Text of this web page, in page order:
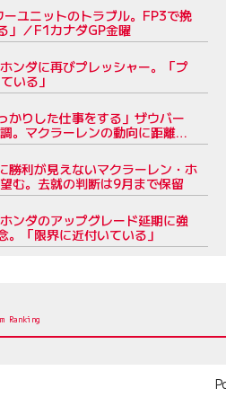
ユニットのトラブル。FP3で挽
」／F1カナダGP金曜
ンダに再びプレッシャー。「プ
いる」
かりした仕事をする」ザウバー
。マクラーレンの動向に距離を
勝利が見えないマクラーレン・ホ
む。去就の判断は9月まで保留
ンダのアップグレード延期に強
。「限界に近付いている」
Ranking